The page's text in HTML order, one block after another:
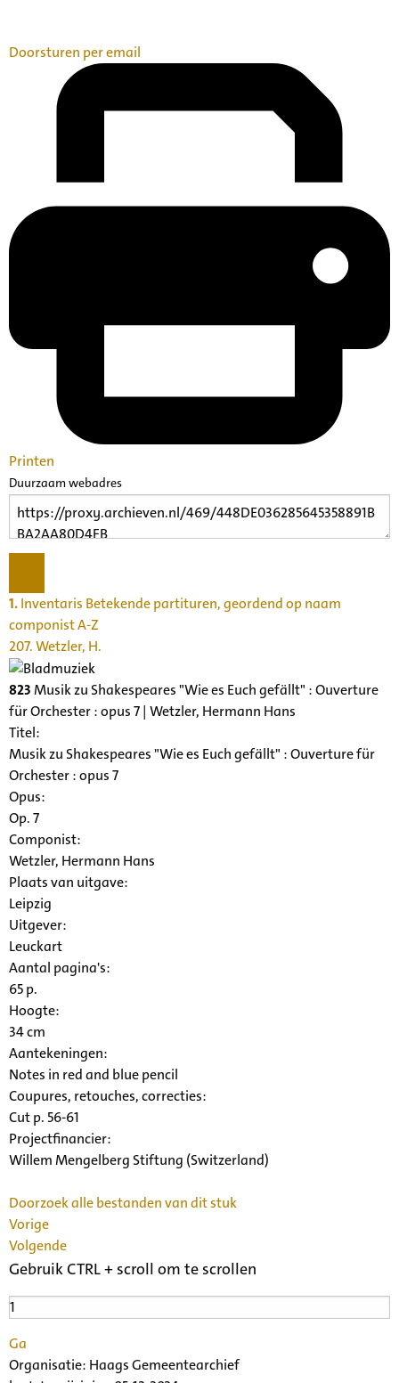
Doorsturen per email
Printen
Duurzaam webadres
1.Inventaris Betekende partituren, geordend op naam
componist A-Z
207. Wetzler, H.
823Musik zu Shakespeares "Wie es Euch gefällt" : Ouverture
für Orchester : opus 7 | Wetzler, Hermann Hans
Titel:
Musik zu Shakespeares "Wie es Euch gefällt" : Ouverture für
Orchester : opus 7
Opus:
Op. 7
Componist:
Wetzler, Hermann Hans
Plaats van uitgave:
Leipzig
Uitgever:
Leuckart
Aantal pagina's:
65 p.
Hoogte:
34 cm
Aantekeningen:
Notes in red and blue pencil
Coupures, retouches, correcties:
Cut p. 56-61
Projectfinancier:
Willem Mengelberg Stiftung (Switzerland)
Doorzoek alle bestanden van dit stuk
Vorige
Volgende
Gebruik CTRL + scroll om te scrollen
Ga
Organisatie: Haags Gemeentearchief